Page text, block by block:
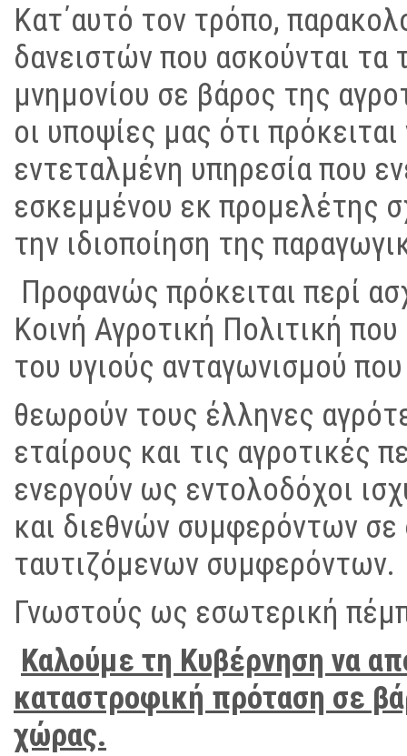
Κατ΄αυτό τον τρόπο,
δανειστών που ασκούνται τα
μνημονίου σε βάρος της
οι υποψίες μας ότι
εντεταλμένη υπηρεσία που
εσκεμμένου εκ προμελέτης
την ιδιοποίηση της
Προφανώς πρόκειται περί
Κοινή Αγροτική Πολιτική
του υγιούς ανταγωνισμού
θεωρούν τους έλληνες
εταίρους και τις αγροτικές
ενεργούν ως εντολοδόχοι
και διεθνών συμφερόντων
ταυτιζόμενων συμφερόντων.
Γνωστούς ως εσωτερική
Καλούμε τη Κυβέρνηση να
καταστροφική πρόταση σε
χώρας.